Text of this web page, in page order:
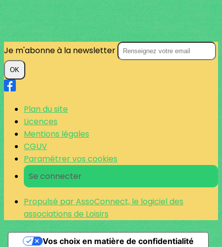
Je m'abonne à la newsletter
OK
Plan du site
Licences
Mentions légales
CGUV
Paramétrer vos cookies
Se connecter
Propulsé par AssoConnect, le logiciel des
associations de Loisirs
Vos choix en matière de confidentialité